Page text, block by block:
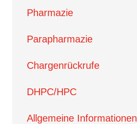
Pharmazie
Parapharmazie
Chargenrückrufe
DHPC/HPC
Allgemeine Informationen